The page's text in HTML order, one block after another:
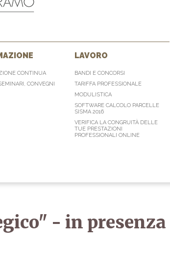
CONTINUA
CONVEGNI
LAVORO
BANDI E CONCORSI
TARIFFA PROFESSIONALE
MODULISTICA
SOFTWARE CALCOLO PARCELLE
SISMA 2016
VERIFICA LA CONGRUITÀ DELLE
TUE PRESTAZIONI
PROFESSIONALI ONLINE
- in presenza